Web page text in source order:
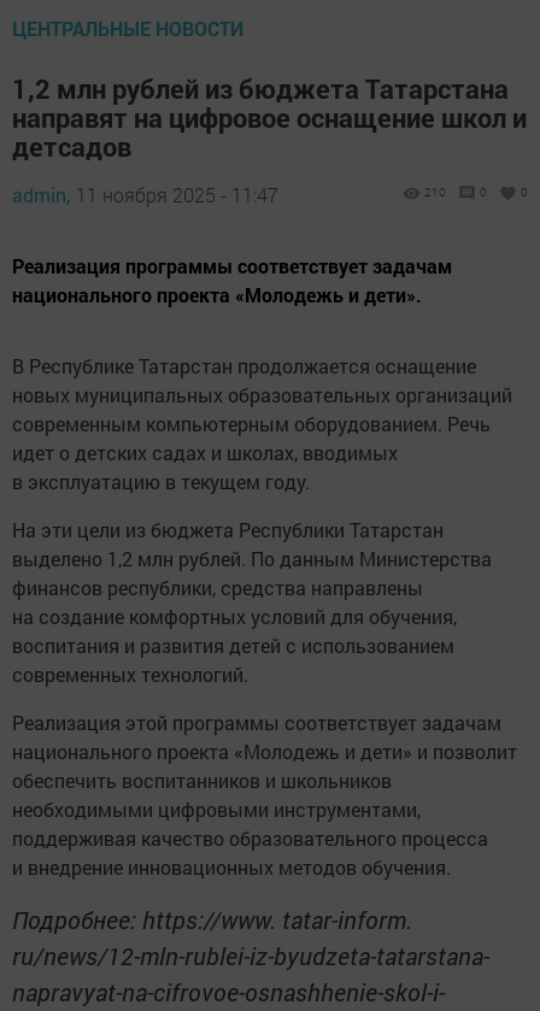
ЦЕНТРАЛЬНЫЕ НОВОСТИ
1,2 млн рублей из бюджета Татарстана
направят на цифровое оснащение школ и
детсадов
admin, 11 ноября 2025 - 11:47 210 0 0
Реализация программы соответствует задачам
национального проекта «Молодежь и дети».
В Республике Татарстан продолжается оснащение
новых муниципальных образовательных организаций
современным компьютерным оборудованием. Речь
идет о детских садах и школах, вводимых
в эксплуатацию в текущем году.
На эти цели из бюджета Республики Татарстан
выделено 1,2 млн рублей. По данным Министерства
финансов республики, средства направлены
на создание комфортных условий для обучения,
воспитания и развития детей с использованием
современных технологий.
Реализация этой программы соответствует задачам
национального проекта «Молодежь и дети» и позволит
обеспечить воспитанников и школьников
необходимыми цифровыми инструментами,
поддерживая качество образовательного процесса
и внедрение инновационных методов обучения.
Подробнее: https://www. tatar-inform.
ru/news/12-mln-rublei-iz-byudzeta-tatarstana-
napravyat-na-cifrovoe-osnashhenie-skol-i-